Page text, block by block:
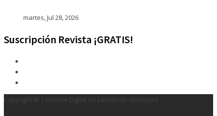
martes, Jul 28, 2026
Suscripción Revista ¡GRATIS!
Copyright © | Revista Digital en Lanzarote Alsolajero